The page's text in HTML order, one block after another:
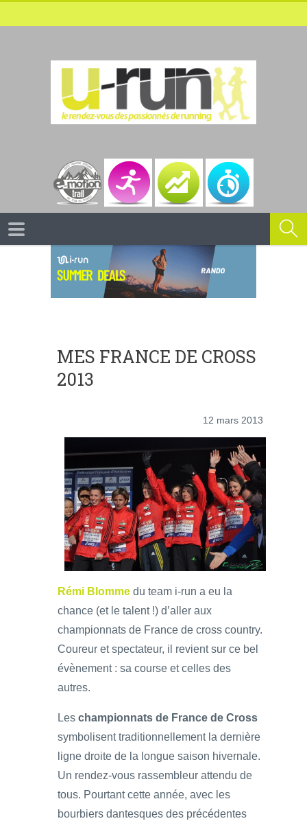
MES FRANCE DE CROSS
2013
12 mars 2013
Rémi Blomme du team i-run a eu la
chance (et le talent !) d’aller aux
championnats de France de cross country.
Coureur et spectateur, il revient sur ce bel
évènement : sa course et celles des
autres.
Les championnats de France de Cross
symbolisent traditionnellement la dernière
ligne droite de la longue saison hivernale.
Un rendez-vous rassembleur attendu de
tous. Pourtant cette année, avec les
bourbiers dantesques des précédentes